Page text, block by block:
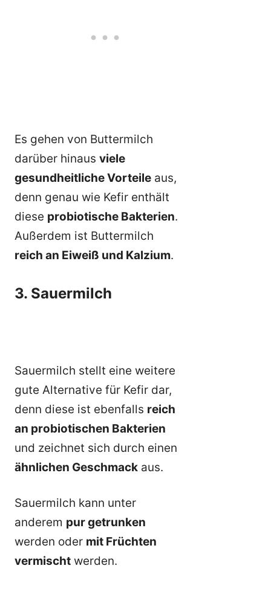
Es gehen von Buttermilch
darüber hinaus viele
gesundheitliche Vorteile aus,
denn genau wie Kefir enthält
diese probiotische Bakterien.
Außerdem ist Buttermilch
reich an Eiweiß und Kalzium.
3. Sauermilch
Sauermilch stellt eine weitere
gute Alternative für Kefir dar,
denn diese ist ebenfalls reich
an probiotischen Bakterien
und zeichnet sich durch einen
ähnlichen Geschmack aus.
Sauermilch kann unter
anderem pur getrunken
werden oder mit Früchten
vermischt werden.